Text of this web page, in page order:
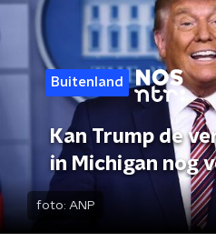
Buitenland
Kan Trump de
in Michigan nog
foto: ANP